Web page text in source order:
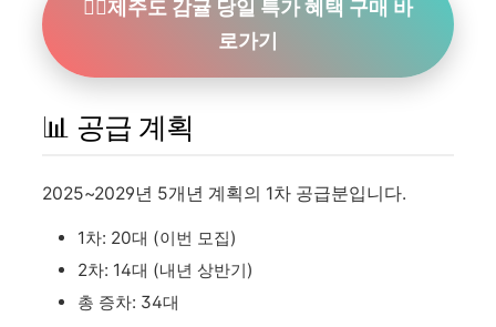
👉🏻제주도 감귤 당일 특가 혜택 구매 바
로가기
📊 공급 계획
2025~2029년 5개년 계획의 1차 공급분입니다.
1차: 20대 (이번 모집)
2차: 14대 (내년 상반기)
총 증차: 34대